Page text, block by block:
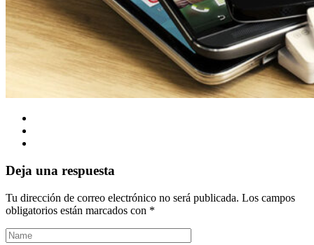
Deja una respuesta
Tu dirección de correo electrónico no será publicada. Los campos
obligatorios están marcados con *